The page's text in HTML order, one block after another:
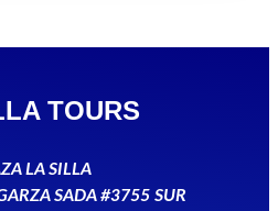
TOURS
LA SILLA
SADA #3755 SUR